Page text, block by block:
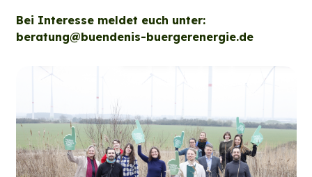
Bei Interesse meldet euch unter:
beratung@buendenis-buergerenergie.de